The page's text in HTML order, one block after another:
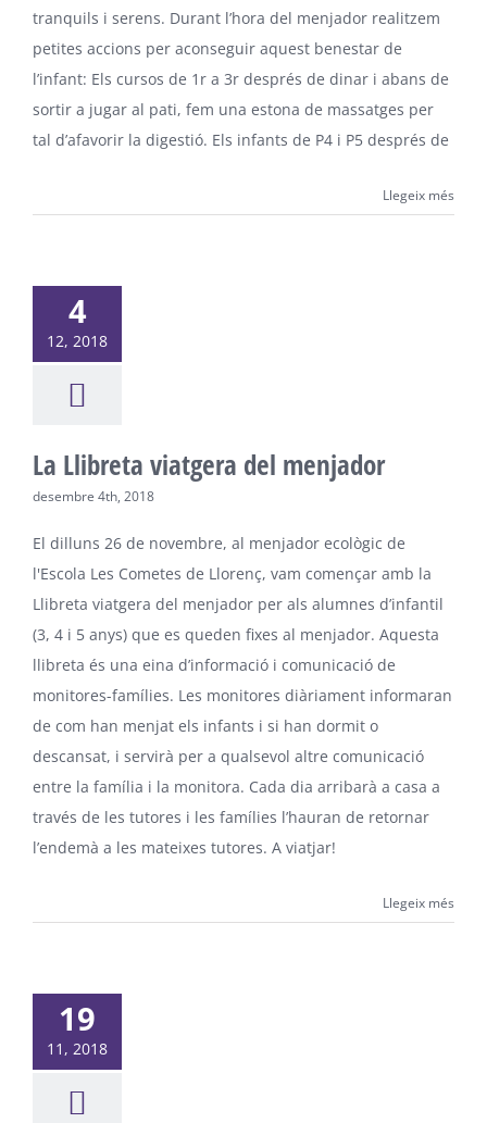
tranquils i serens. Durant l’hora del menjador realitzem
petites accions per aconseguir aquest benestar de
l’infant: Els cursos de 1r a 3r després de dinar i abans de
sortir a jugar al pati, fem una estona de massatges per
tal d’afavorir la digestió. Els infants de P4 i P5 després de
Llegeix més
4
12, 2018
La Llibreta viatgera del menjador
desembre 4th, 2018
El dilluns 26 de novembre, al menjador ecològic de
l'Escola Les Cometes de Llorenç, vam començar amb la
Llibreta viatgera del menjador per als alumnes d’infantil
(3, 4 i 5 anys) que es queden fixes al menjador. Aquesta
llibreta és una eina d’informació i comunicació de
monitores-famílies. Les monitores diàriament informaran
de com han menjat els infants i si han dormit o
descansat, i servirà per a qualsevol altre comunicació
entre la família i la monitora. Cada dia arribarà a casa a
través de les tutores i les famílies l’hauran de retornar
l’endemà a les mateixes tutores. A viatjar!
Llegeix més
19
11, 2018